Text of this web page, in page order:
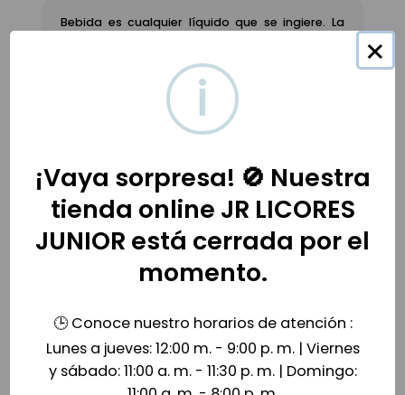
Bebida es cualquier líquido que se ingiere. La
gaseosas, infusiones o zumos.
Compra tu bebidas a domicilio y online
somos la tienda Oficial de
Licores Junio
Productos relacionados
×
i
¡Vaya sorpresa! 🚫 Nuestra
tienda online JR LICORES
JUNIOR está cerrada por el
momento.
🕒 Conoce nuestro horarios de atención :
Lunes a jueves: 12:00 m. - 9:00 p. m. | Viernes
y sábado: 11:00 a. m. - 11:30 p. m. | Domingo: